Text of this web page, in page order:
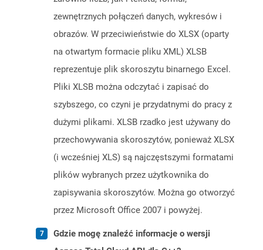
zewnętrznych połączeń danych, wykresów i
obrazów. W przeciwieństwie do XLSX (oparty
na otwartym formacie pliku XML) XLSB
reprezentuje plik skoroszytu binarnego Excel.
Pliki XLSB można odczytać i zapisać do
szybszego, co czyni je przydatnymi do pracy z
dużymi plikami. XLSB rzadko jest używany do
przechowywania skoroszytów, ponieważ XLSX
(i wcześniej XLS) są najczęstszymi formatami
plików wybranych przez użytkownika do
zapisywania skoroszytów. Można go otworzyć
przez Microsoft Office 2007 i powyżej.
Gdzie mogę znaleźć informacje o wersji